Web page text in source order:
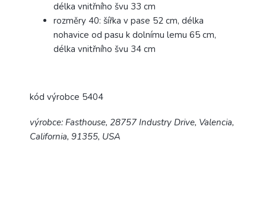
délka vnitřního švu 33 cm
rozměry 40: šířka v pase 52 cm, délka
nohavice od pasu k dolnímu lemu 65 cm,
délka vnitřního švu 34 cm
kód výrobce 5404
výrobce: Fasthouse, 28757 Industry Drive, Valencia,
California, 91355, USA